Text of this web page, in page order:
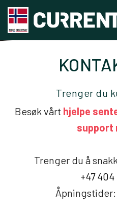
Trenger du
Besøk vårt hjelpe
support
Trenger du å
+47